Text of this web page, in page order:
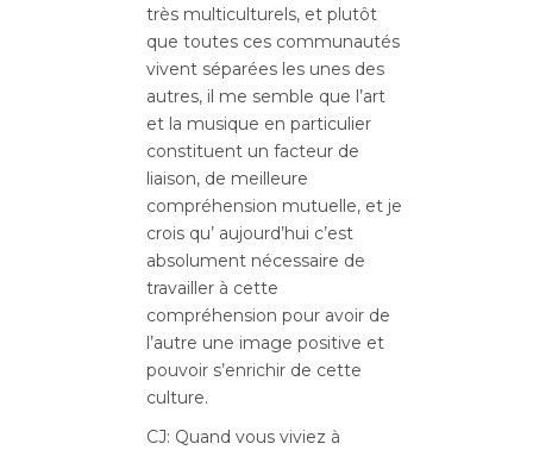
très multiculturels, et plutôt
que toutes ces communautés
vivent séparées les unes des
autres, il me semble que l’art
et la musique en particulier
constituent un facteur de
liaison, de meilleure
compréhension mutuelle, et je
crois qu’ aujourd’hui c’est
absolument nécessaire de
travailler à cette
compréhension pour avoir de
l’autre une image positive et
pouvoir s’enrichir de cette
culture.
CJ: Quand vous viviez à